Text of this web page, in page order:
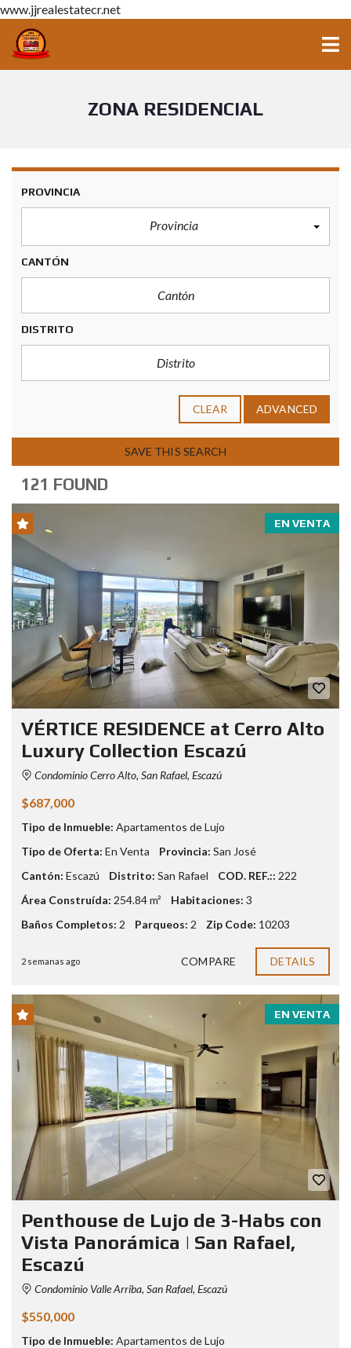
www.jjrealestatecr.net
ZONA RESIDENCIAL
PROVINCIA
Provincia
CANTÓN
DISTRITO
CLEAR ADVANCED
SAVE THIS SEARCH
121 FOUND
EN VENTA
VÉRTICE RESIDENCE at Cerro Alto
Luxury Collection Escazú
Condominio Cerro Alto, San Rafael, Escazú
$687,000
Tipo de Inmueble: Apartamentos de Lujo
Tipo de Oferta: En Venta Provincia: San José
Cantón: Escazú Distrito: San Rafael COD. REF.:: 222
Área Construída: 254.84 m² Habitaciones: 3
Baños Completos: 2 Parqueos: 2 Zip Code: 10203
2 semanas ago COMPARE DETAILS
EN VENTA
Penthouse de Lujo de 3-Habs con
Vista Panorámica | San Rafael,
Escazú
Condominio Valle Arriba, San Rafael, Escazú
$550,000
Tipo de Inmueble: Apartamentos de Lujo